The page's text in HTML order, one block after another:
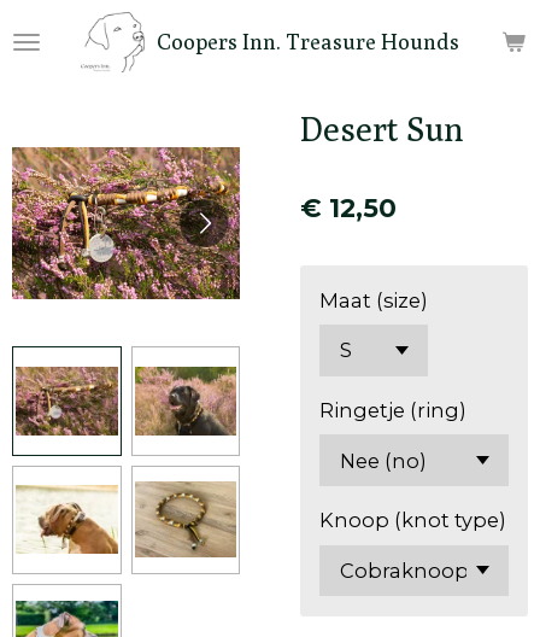
direct
Coopers Inn. Treasure Hounds
Desert Sun
€ 12,50
Maat (size)
Ringetje (ring)
Knoop (knot type)